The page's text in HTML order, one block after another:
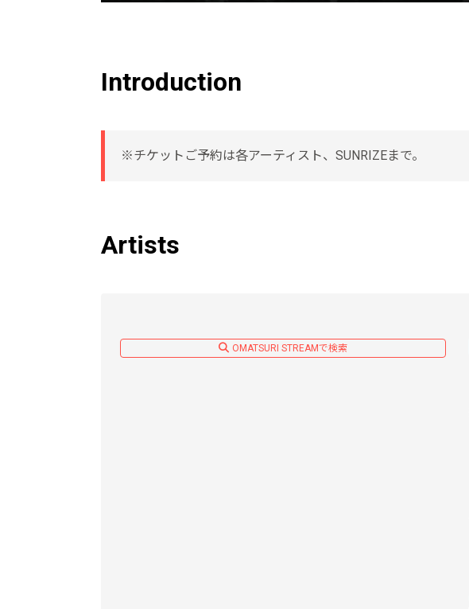
Introduction
※チケットご予約は各アーティスト、SUNRIZEまで。
Artists
OMATSURI STREAMで検索